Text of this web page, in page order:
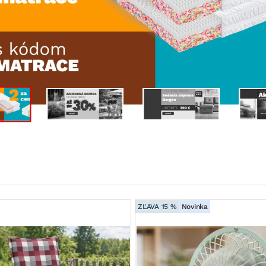
DOMÁCE SPOTREBIČE ZÁHRADNÉ
ZĽAVA 15 % Novinka